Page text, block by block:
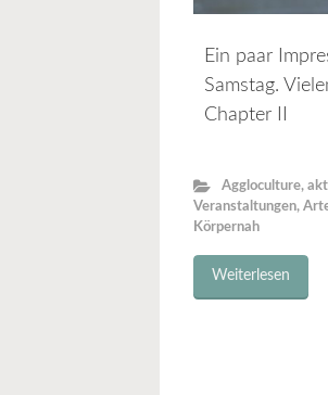
Ein paar
Samstag.
Chapter II
Aggloculture,
Veranstaltungen,
Körpernah
Weiterlesen